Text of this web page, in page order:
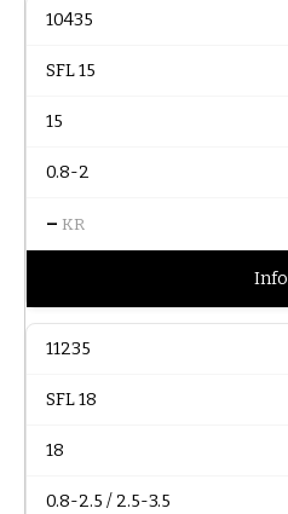
10435
SFL 15
15
0.8-2
– KR
Info
11235
SFL 18
18
0.8-2.5 / 2.5-3.5